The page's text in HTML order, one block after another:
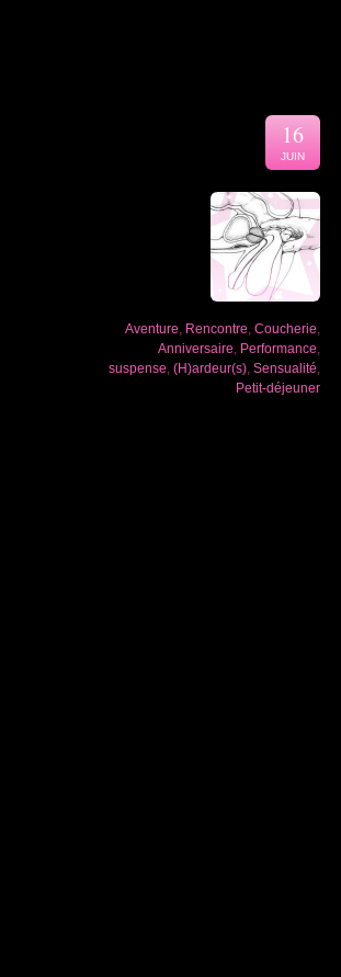
16
JUIN
Aventure, Rencontre, Coucherie,
Anniversaire, Performance,
suspense, (H)ardeur(s), Sensualité,
Petit-déjeuner